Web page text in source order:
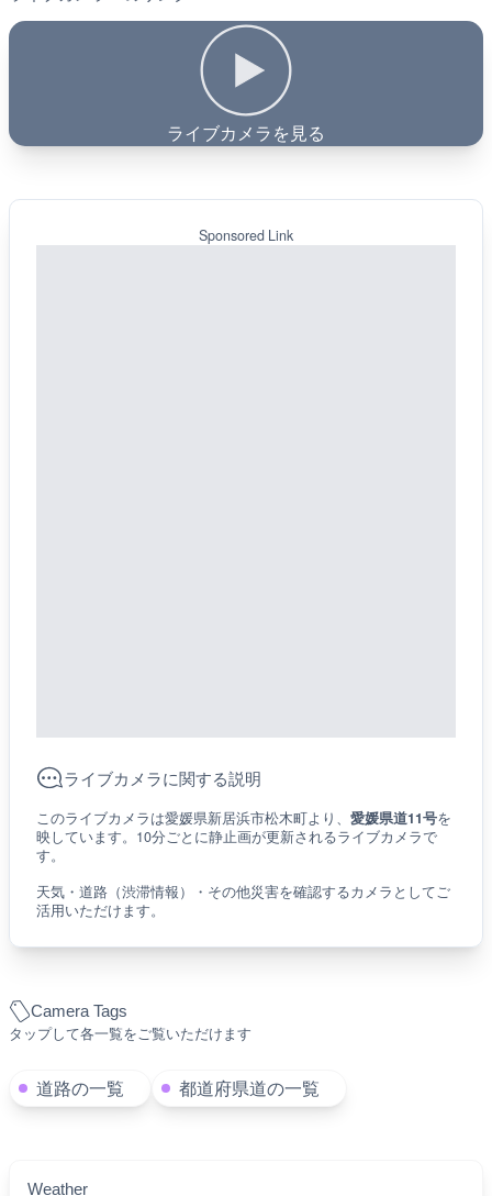
ライブカメラを見る
Camera Tags
タップして各一覧をご覧いただけます
道路の一覧 都道府県道の一覧
Weather
Sponsored Link
ライブカメラに関する説明
このライブカメラは愛媛県新居浜市松木町より、 愛媛県道11号を
映しています。10分ごとに静止画が更新されるライブカメラで
す。
天気・道路（渋滞情報）・その他災害を確認するカメラとしてご
活用いただけます。